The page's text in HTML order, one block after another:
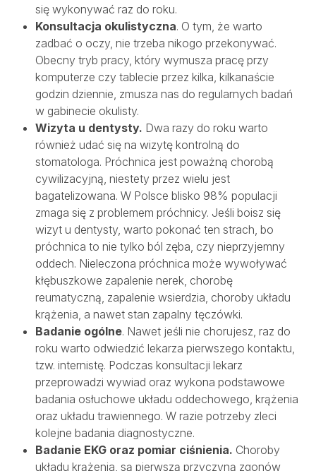
się wykonywać raz do roku.
Konsultacja okulistyczna. O tym, że warto
zadbać o oczy, nie trzeba nikogo przekonywać.
Obecny tryb pracy, który wymusza pracę przy
komputerze czy tablecie przez kilka, kilkanaście
godzin dziennie, zmusza nas do regularnych badań
w gabinecie okulisty.
Wizyta u dentysty. Dwa razy do roku warto
również udać się na wizytę kontrolną do
stomatologa. Próchnica jest poważną chorobą
cywilizacyjną, niestety przez wielu jest
bagatelizowana. W Polsce blisko 98% populacji
zmaga się z problemem próchnicy. Jeśli boisz się
wizyt u dentysty, warto pokonać ten strach, bo
próchnica to nie tylko ból zęba, czy nieprzyjemny
oddech. Nieleczona próchnica może wywoływać
kłębuszkowe zapalenie nerek, chorobę
reumatyczną, zapalenie wsierdzia, choroby układu
krążenia, a nawet stan zapalny tęczówki.
Badanie ogólne. Nawet jeśli nie chorujesz, raz do
roku warto odwiedzić lekarza pierwszego kontaktu,
tzw. internistę. Podczas konsultacji lekarz
przeprowadzi wywiad oraz wykona podstawowe
badania osłuchowe układu oddechowego, krążenia
oraz układu trawiennego. W razie potrzeby zleci
kolejne badania diagnostyczne.
Badanie EKG oraz pomiar ciśnienia. Choroby
układu krążenia, są pierwszą przyczyną zgonów